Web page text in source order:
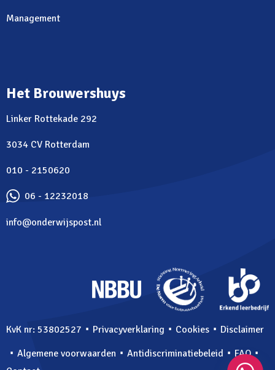
Management
Het Brouwershuys
Linker Rottekade 292
3034 CV Rotterdam
010 - 2150620
06 - 12232018
info@onderwijspost.nl
KvK nr: 53802527 ⋅ Privacyverklaring ⋅ Cookies ⋅ Disclaimer
⋅ Algemene voorwaarden ⋅ Antidiscriminatiebeleid ⋅ FAQ ⋅